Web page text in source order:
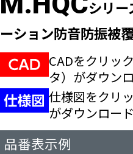
シリ
ーション防音防振被
CADをクリッ
タ）がダウン
仕様図をクリ
がダウンロー
品番表示例